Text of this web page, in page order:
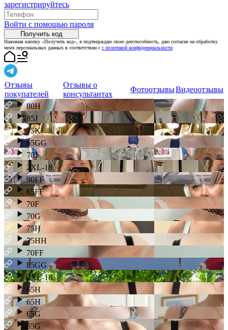
зарегистрируйтесь
Войти с помощью пароля
Получить код
Нажимая кнопку «Получить код», я подтверждаю свою дееспособность, даю согласие на обработку
моих персональных данных в соответствии с с политикой конфиденциальности
Отзывы
покупателей
Отзывы о
консультантах
ФотоотзывыВидеоотзывы
80H
85J
75K
65GG
70J
2XL-18
90FF
65FF
70F
70G
75H
75HH
70FF
85GG
2XL-18
65H
65H
65G
65G